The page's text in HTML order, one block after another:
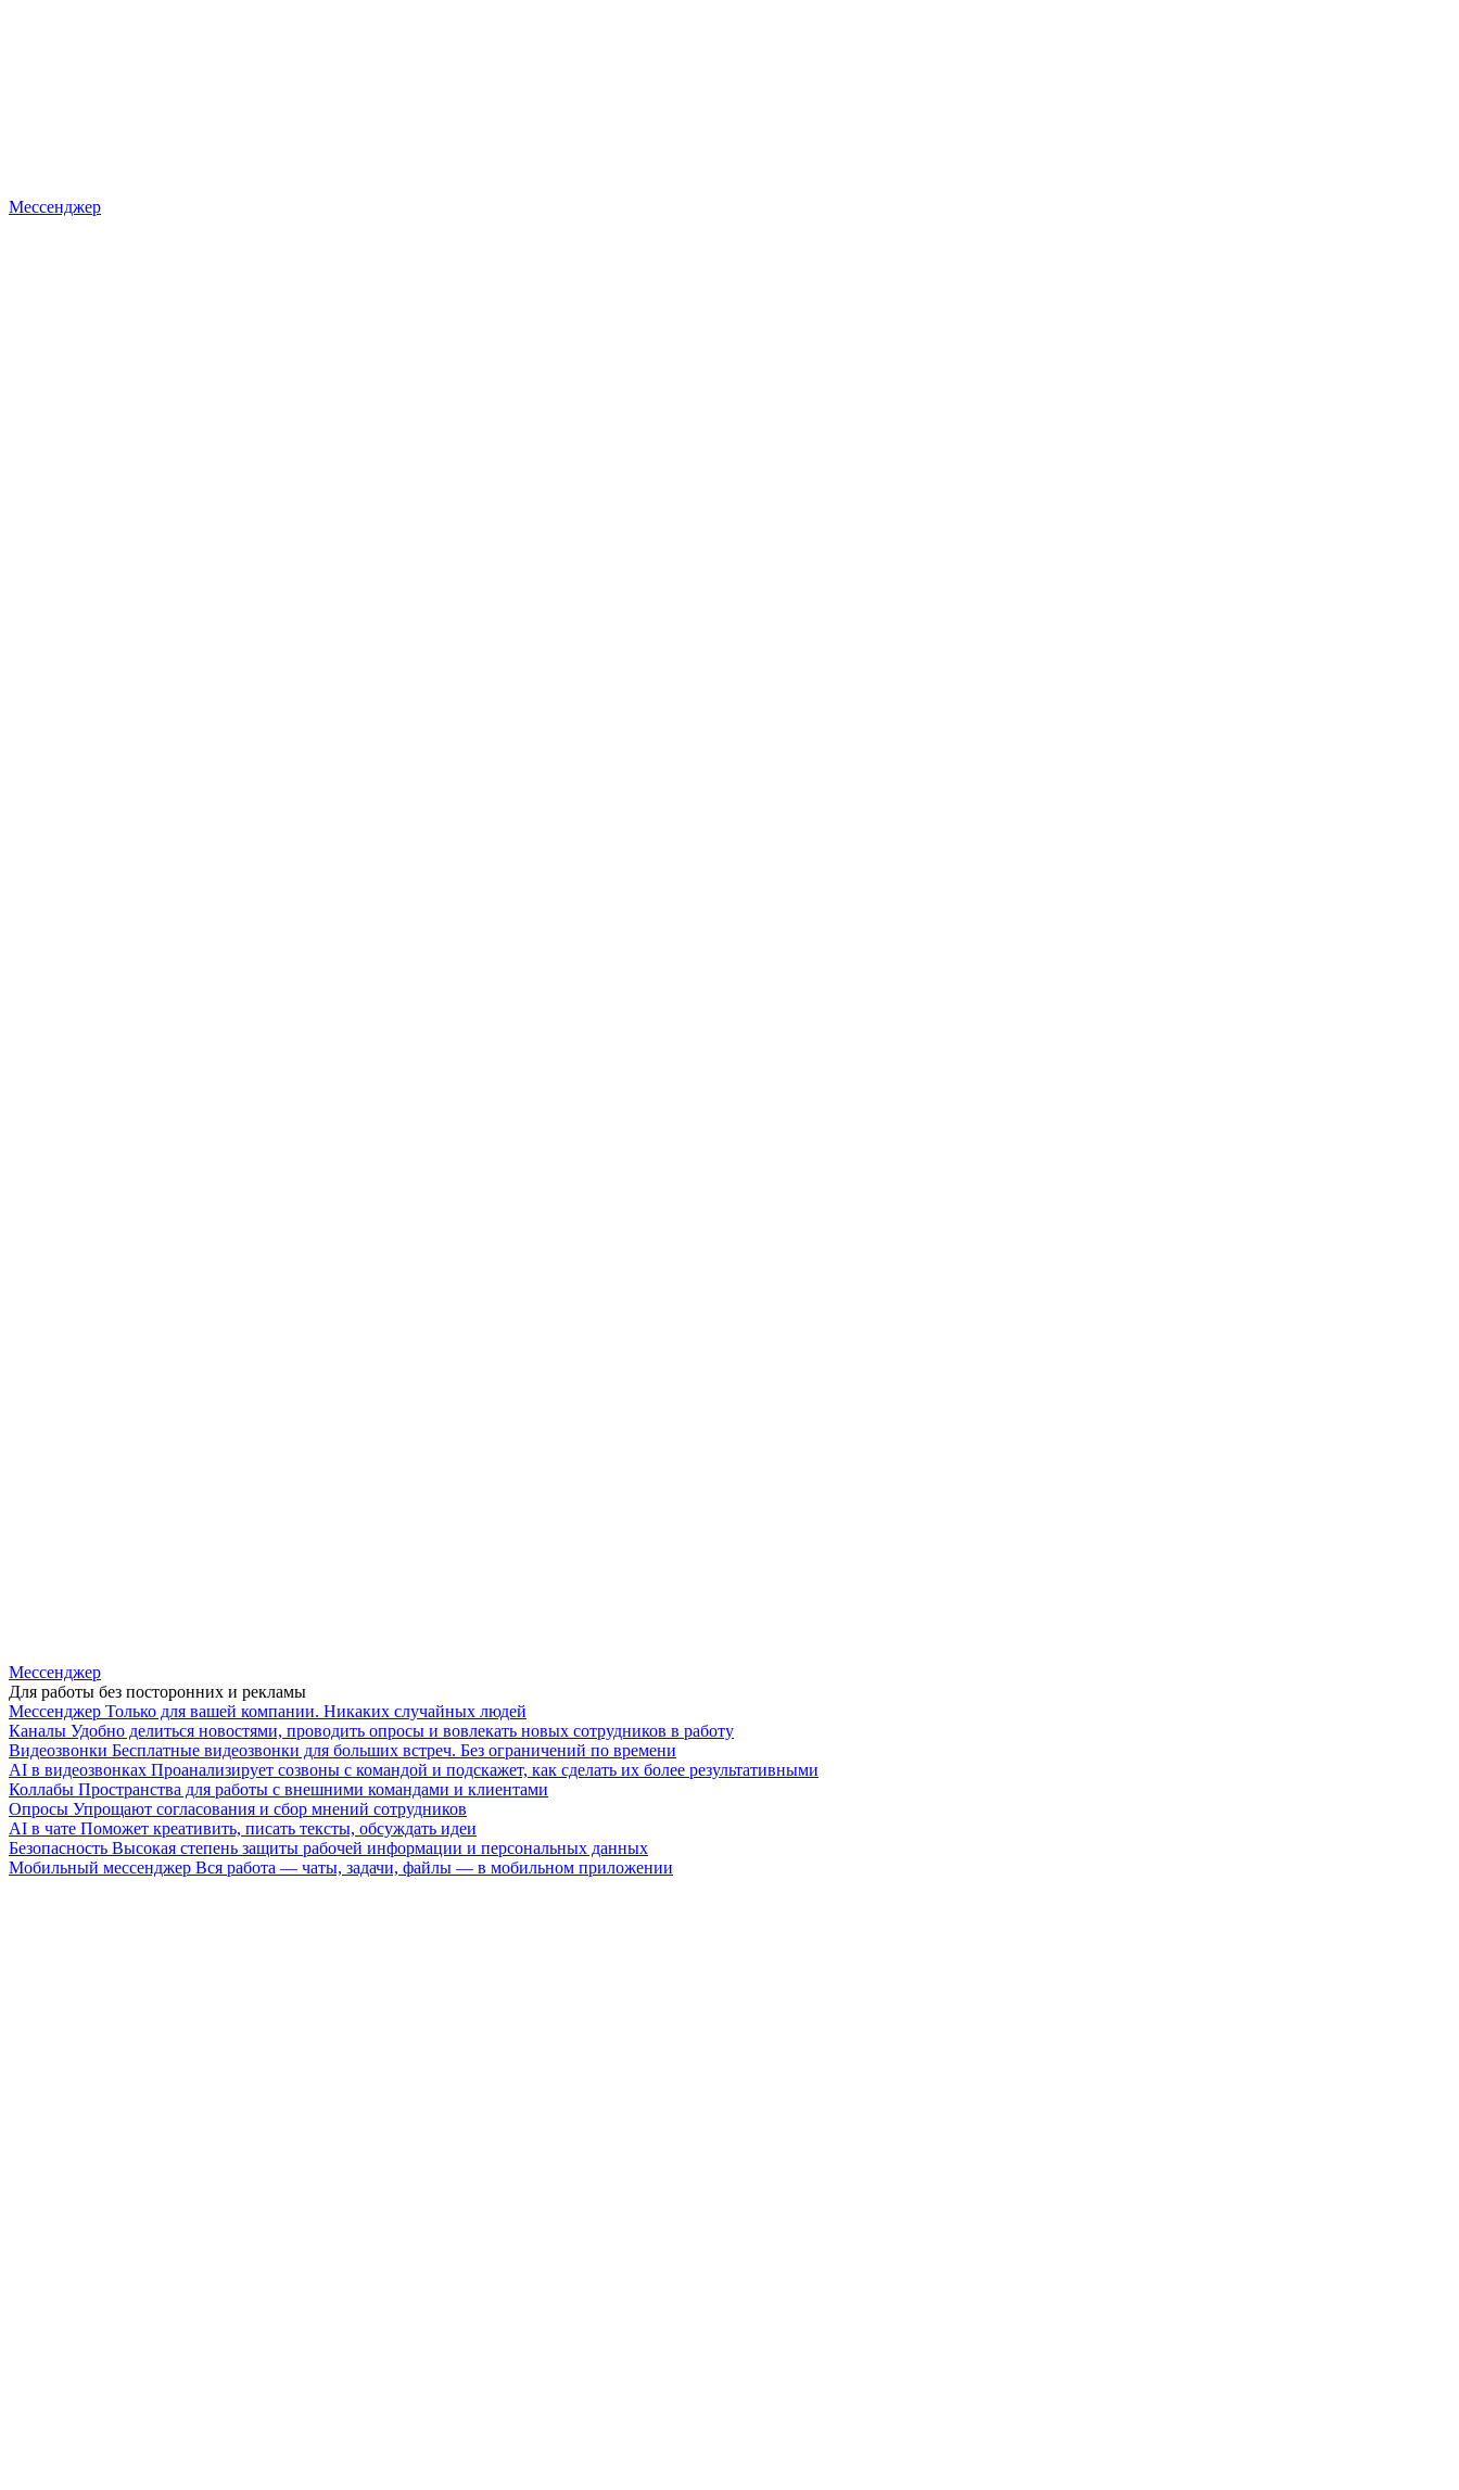
Мессенджер
Мессенджер
Для работы без посторонних и рекламы
Мессенджер Только для вашей компании. Никаких случайных людей
Каналы Удобно делиться новостями, проводить опросы и вовлекать новых сотрудников в работу
Видеозвонки Бесплатные видеозвонки для больших встреч. Без ограничений по времени
AI в видеозвонках Проанализирует созвоны с командой и подскажет, как сделать их более результативными
Коллабы Пространства для работы с внешними командами и клиентами
Опросы Упрощают согласования и сбор мнений сотрудников
AI в чате Поможет креативить, писать тексты, обсуждать идеи
Безопасность Высокая степень защиты рабочей информации и персональных данных
Мобильный мессенджер Вся работа — чаты, задачи, файлы — в мобильном приложении